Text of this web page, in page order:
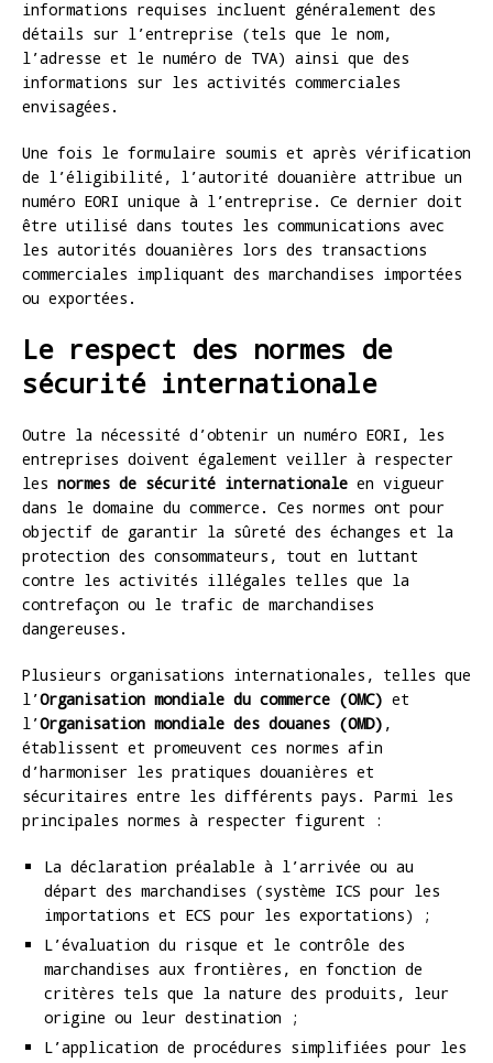
informations requises incluent généralement des
détails sur l’entreprise (tels que le nom,
l’adresse et le numéro de TVA) ainsi que des
informations sur les activités commerciales
envisagées.
Une fois le formulaire soumis et après vérification
de l’éligibilité, l’autorité douanière attribue un
numéro EORI unique à l’entreprise. Ce dernier doit
être utilisé dans toutes les communications avec
les autorités douanières lors des transactions
commerciales impliquant des marchandises importées
ou exportées.
Le respect des normes de
sécurité internationale
Outre la nécessité d’obtenir un numéro EORI, les
entreprises doivent également veiller à respecter
les normes de sécurité internationale en vigueur
dans le domaine du commerce. Ces normes ont pour
objectif de garantir la sûreté des échanges et la
protection des consommateurs, tout en luttant
contre les activités illégales telles que la
contrefaçon ou le trafic de marchandises
dangereuses.
Plusieurs organisations internationales, telles que
l’Organisation mondiale du commerce (OMC) et
l’Organisation mondiale des douanes (OMD) ,
établissent et promeuvent ces normes afin
d’harmoniser les pratiques douanières et
sécuritaires entre les différents pays. Parmi les
principales normes à respecter figurent :
La déclaration préalable à l’arrivée ou au
départ des marchandises (système ICS pour les
importations et ECS pour les exportations) ;
L’évaluation du risque et le contrôle des
marchandises aux frontières, en fonction de
critères tels que la nature des produits, leur
origine ou leur destination ;
L’application de procédures simplifiées pour les